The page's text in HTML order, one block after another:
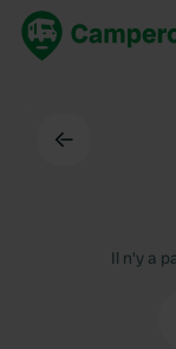
Il n'y a